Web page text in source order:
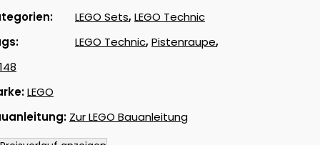
LEGO Sets,LEGO Technic
LEGO Technic,Pistenraupe,
LEGO
Zur LEGO Bauanleitung